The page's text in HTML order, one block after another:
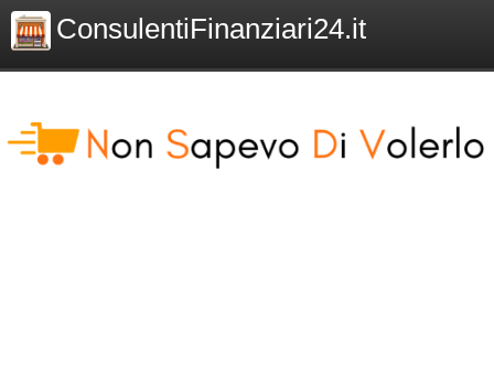
ConsulentiFinanziari24.it